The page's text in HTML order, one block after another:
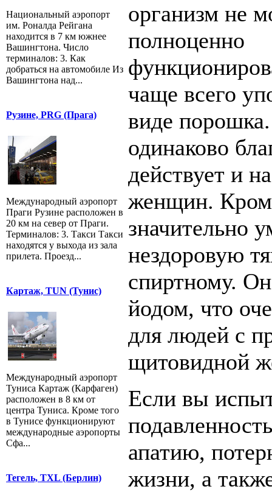
Национальный аэропорт
им. Роналда Рейгана
находится в 7 км южнее
Вашингтона. Число
терминалов: 3. Как
добраться на автомобиле Из
Вашингтона над...
Рузине, PRG (Прага)
Международный аэропорт
Праги Рузине расположен в
20 км на север от Праги.
Терминалов: 3. Такси Такси
находятся у выхода из зала
прилета. Проезд...
Картаж, TUN (Тунис)
Международный аэропорт
Туниса Картаж (Карфаген)
расположен в 8 км от
центра Туниса. Кроме того
в Тунисе функционируют
международные аэропорты
Сфа...
Тегель, TXL (Берлин)
организм не
полноценно
чаще всего
виде
одинаково
действует и
женщин.
значительно
нездоровую
спиртному.
йодом, что
для людей с
щитовидной
Если вы
апатию,
жизни, а